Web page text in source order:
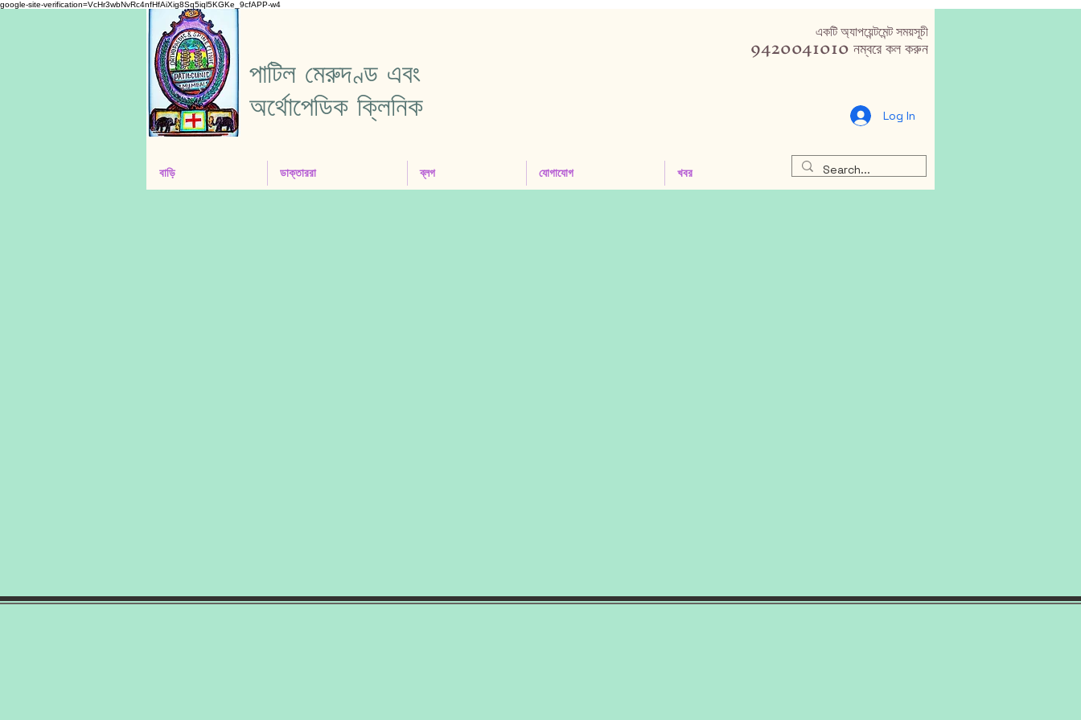
google-site-verification=VcHr3wbNvRc4nfHfAiXig8Sq5iql5KGKe_9cfAPP-w4
পাটিল মেরুদণ্ড এবং
অর্থোপেডিক ক্লিনিক
একটি অ্যাপয়েন্টমেন্ট সময়সূচী
9420041010 নম্বরে কল করুন
Log In
বাড়ি ডাক্তাররা ব্লগ যোগাযোগ খবর